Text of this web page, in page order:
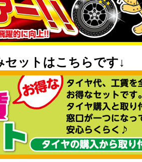
ットはこちらです↓